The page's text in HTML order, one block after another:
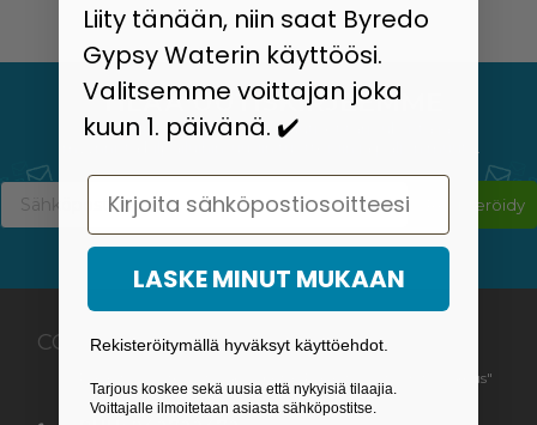
TILAA UUTISKIRJEEMME
Vastaanota viimeisimmät uutiset tarjouksista ja
myynnistä kilpailuihin, uusiin tuotteisiin ja paljon muuta.
Rekisteröidy
COOLPRISER.FI
Palautusosoite löytyy kohdasta "Palautus- / toimitusoikeus"
Liity tänään, niin saat Byredo
Gypsy Waterin käyttöösi.
Valitsemme voittajan joka
kuun 1. päivänä. ✔️
Email
LASKE MINUT MUKAAN
Rekisteröitymällä hyväksyt käyttöehdot.
Tarjous koskee sekä uusia että nykyisiä tilaajia.
Voittajalle ilmoitetaan asiasta sähköpostitse.